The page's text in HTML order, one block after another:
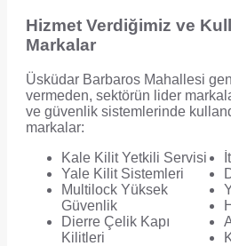
Hizmet Verdiğimiz ve
Markalar
Üsküdar Barbaros Mahallesi
vermeden, sektörün lider
ve güvenlik sistemlerinde
markalar:
Kale Kilit Yetkili Servisi
Yale Kilit Sistemleri
Multilock Yüksek
Güvenlik
Dierre Çelik Kapı
Kilitleri